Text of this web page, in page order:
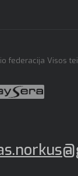
federacija Visos